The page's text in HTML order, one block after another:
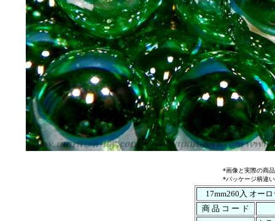
*画像と実際の商
*パッケージ柄違
17mm260入 オー
商 品 コ ー ド